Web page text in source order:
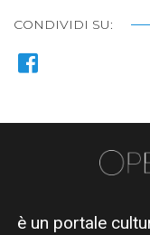
CONDIVIDI SU:
è un portale